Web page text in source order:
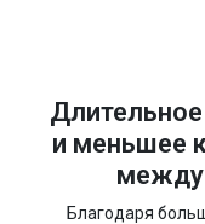
и меньшее
между
Благодаря